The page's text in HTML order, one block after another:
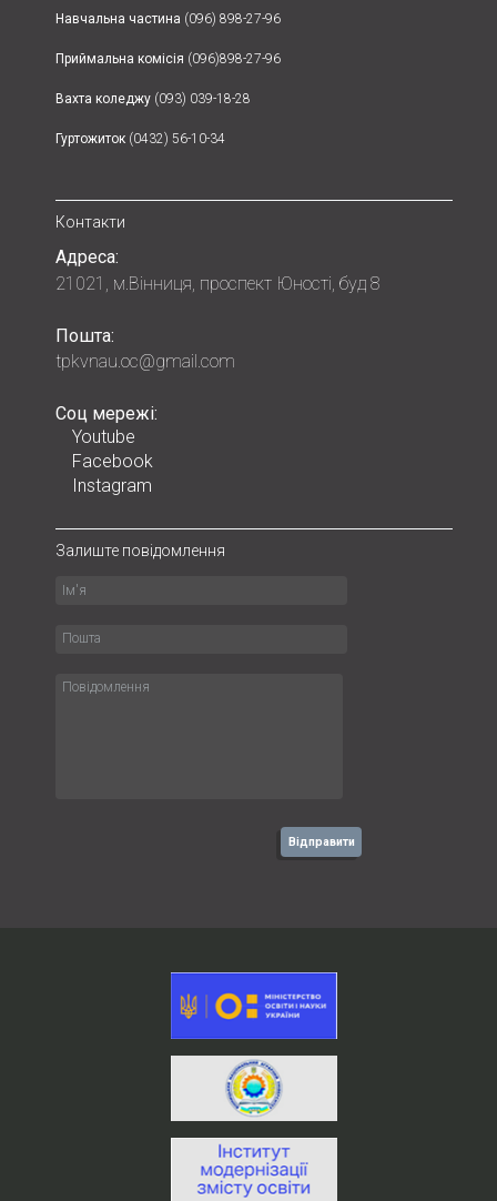
Навчальна частина (096) 898-27-96
Приймальна комісія (096)898-27-96
Вахта коледжу (093) 039-18-28
Гуртожиток (0432) 56-10-34
Контакти
Адреса:
21021, м.Вінниця, проспект Юності, буд 8
Пошта:
tpkvnau.oc@gmail.com
Соц мережі:
Youtube
Facebook
Instagram
Залиште повідомлення